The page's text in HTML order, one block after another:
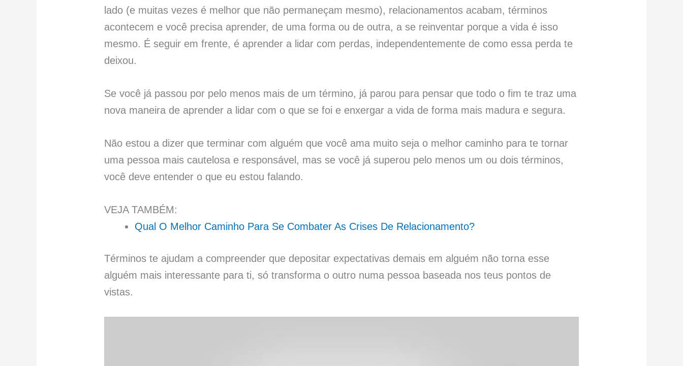
lado (e muitas vezes é melhor que não permaneçam mesmo), relacionamentos acabam, términos
acontecem e você precisa aprender, de uma forma ou de outra, a se reinventar porque a vida é isso
mesmo. É seguir em frente, é aprender a lidar com perdas, independentemente de como essa perda te
deixou.
Se você já passou por pelo menos mais de um término, já parou para pensar que todo o fim te traz uma
nova maneira de aprender a lidar com o que se foi e enxergar a vida de forma mais madura e segura.
Não estou a dizer que terminar com alguém que você ama muito seja o melhor caminho para te tornar
uma pessoa mais cautelosa e responsável, mas se você já superou pelo menos um ou dois términos,
você deve entender o que eu estou falando.
VEJA TAMBÉM:
Qual O Melhor Caminho Para Se Combater As Crises De Relacionamento?
Términos te ajudam a compreender que depositar expectativas demais em alguém não torna esse
alguém mais interessante para ti, só transforma o outro numa pessoa baseada nos teus pontos de
vistas.